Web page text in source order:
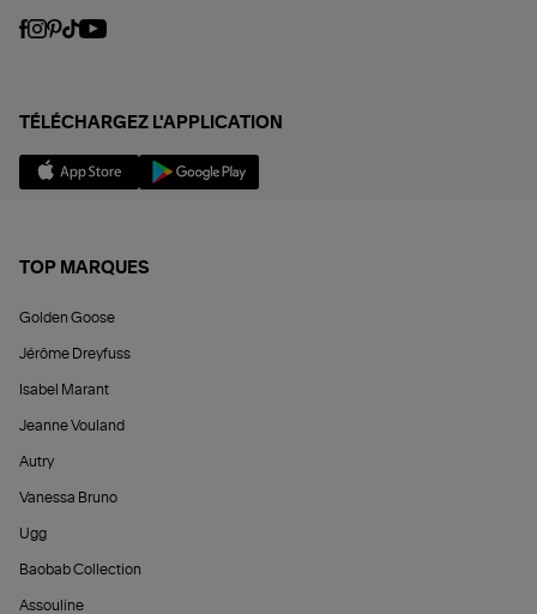
TÉLÉCHARGEZ L'APPLICATION
TOP MARQUES
Golden Goose
Jérôme Dreyfuss
Isabel Marant
Jeanne Vouland
Autry
Vanessa Bruno
Ugg
Baobab Collection
Assouline